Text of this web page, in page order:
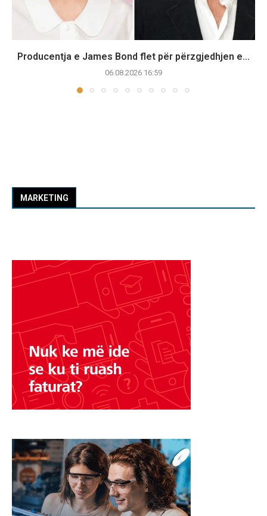
Producentja e James Bond flet për përzgjedhjen e...
06.08.2026 16:59
MARKETING